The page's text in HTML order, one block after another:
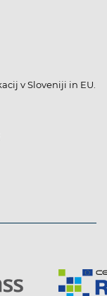
v Sloveniji in EU.